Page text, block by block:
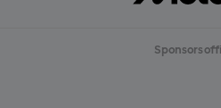
Sponsors